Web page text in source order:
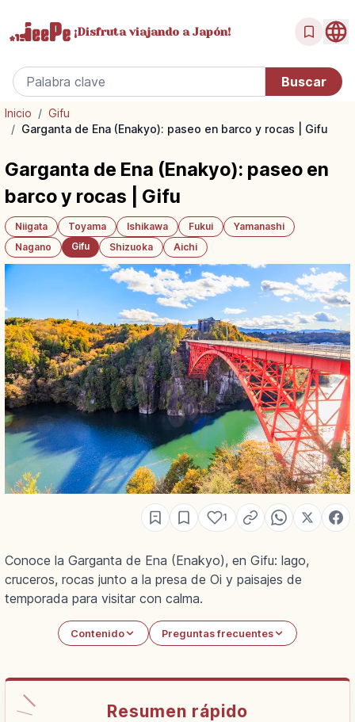
¡Disfrutaviajando a Japón!
Inicio / Gifu
/ Garganta de Ena (Enakyo): paseo en barco y rocas | Gifu
Garganta de Ena (Enakyo): paseo en
barco y rocas | Gifu
Niigata Toyama Ishikawa Fukui
Yamanashi
Nagano
Gifu Shizuoka Aichi
1
Conoce la Garganta de Ena (Enakyo), en Gifu: lago,
cruceros, rocas junto a la presa de Oi y paisajes de
temporada para visitar con calma.
Contenido Preguntas frecuentes
Resumen rápido